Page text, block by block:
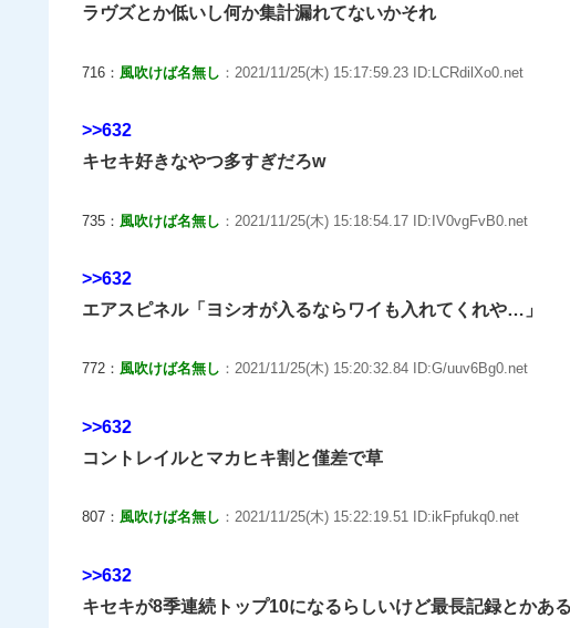
ラヴズとか低いし何か集計漏れてないかそれ
716： 風吹けば名無し ：2021/11/25(木) 15:17:59.23 ID:LCRdilXo0.net
>>632
キセキ好きなやつ多すぎだろw
735： 風吹けば名無し ：2021/11/25(木) 15:18:54.17 ID:IV0vgFvB0.net
>>632
エアスピネル「ヨシオが入るならワイも入れてくれや…」
772： 風吹けば名無し ：2021/11/25(木) 15:20:32.84 ID:G/uuv6Bg0.net
>>632
コントレイルとマカヒキ割と僅差で草
807： 風吹けば名無し ：2021/11/25(木) 15:22:19.51 ID:ikFpfukq0.net
>>632
キセキが8季連続トップ10になるらしいけど最長記録とかあ